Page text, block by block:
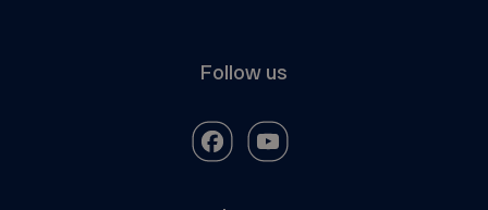
Follow us